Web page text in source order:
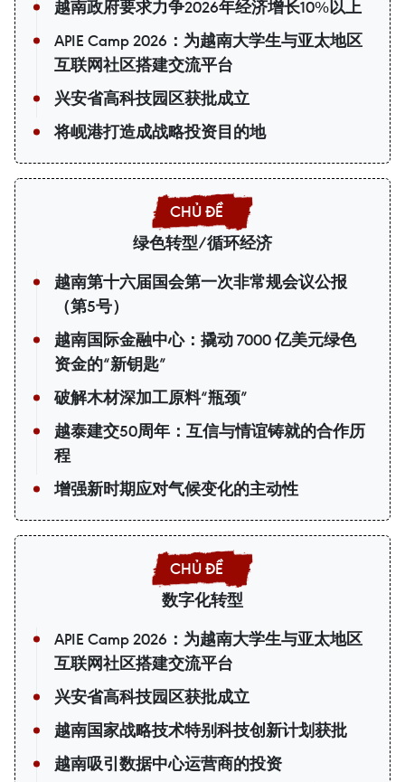
越南政府要求力争2026年经济增长10%以上
APIE Camp 2026：为越南大学生与亚太地区
互联网社区搭建交流平台
兴安省高科技园区获批成立
将岘港打造成战略投资目的地
绿色转型/循环经济
越南第十六届国会第一次非常规会议公报
（第5号）
越南国际金融中心：撬动 7000 亿美元绿色
资金的“新钥匙”
破解木材深加工原料“瓶颈”
越泰建交50周年：互信与情谊铸就的合作历
程
增强新时期应对气候变化的主动性
数字化转型
APIE Camp 2026：为越南大学生与亚太地区
互联网社区搭建交流平台
兴安省高科技园区获批成立
越南国家战略技术特别科技创新计划获批
越南吸引数据中心运营商的投资